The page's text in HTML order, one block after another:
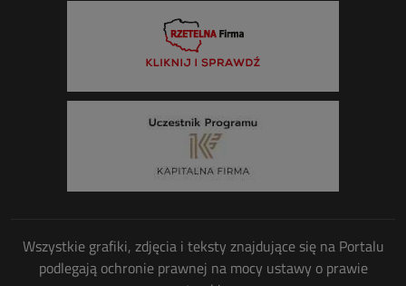
Wszystkie grafiki, zdjęcia i teksty znajdujące się na Portalu
podlegają ochronie prawnej na mocy ustawy o prawie